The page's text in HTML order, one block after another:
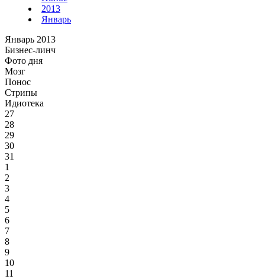
2013
Январь
Январь 2013
Бизнес-линч
Фото дня
Мозг
Понос
Стрипы
Идиотека
27
28
29
30
31
1
2
3
4
5
6
7
8
9
10
11